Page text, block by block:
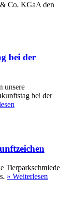
Co. KGaA den
bei der
unsere
bei der
Tierparkschmiede
» Weiterlesen